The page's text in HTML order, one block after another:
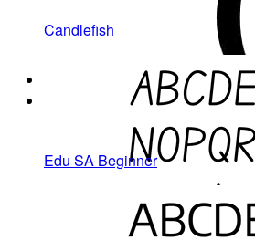
Candlefish
Edu SA Beginner